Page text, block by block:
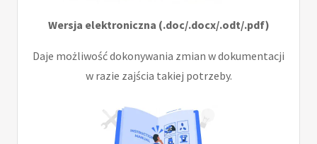
Wersja elektroniczna (.doc/.docx/.odt/.pdf)
Daje możliwość dokonywania zmian w dokumentacji
w razie zajścia takiej potrzeby.